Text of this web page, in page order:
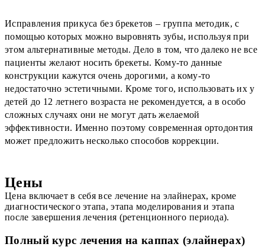
Исправления прикуса без брекетов – группа методик, с
помощью которых можно выровнять зубы, используя при
этом альтернативные методы. Дело в том, что далеко не все
пациенты желают носить брекеты. Кому-то данные
конструкции кажутся очень дорогими, а кому-то
недостаточно эстетичными. Кроме того, использовать их у
детей до 12 летнего возраста не рекомендуется, а в особо
сложных случаях они не могут дать желаемой
эффективности. Именно поэтому современная ортодонтия
может предложить несколько способов коррекции.
Цены
Цена включает в себя все лечение на элайнерах, кроме
диагностического этапа, этапа моделирования и этапа
после завершения лечения (ретенционного периода).
Полный курс лечения на каппах (элайнерах)